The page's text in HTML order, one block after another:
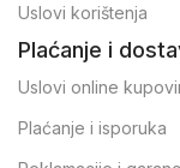
Uslovi korištenja
Plaćanje i
Uslovi online
Plaćanje i isporuka